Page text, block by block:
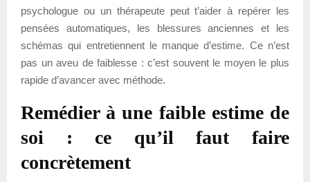
psychologue ou un thérapeute peut t’aider à repérer les
pensées automatiques, les blessures anciennes et les
schémas qui entretiennent le manque d’estime. Ce n’est
pas un aveu de faiblesse : c’est souvent le moyen le plus
rapide d’avancer avec méthode.
Remédier à une faible estime de
soi : ce qu’il faut faire
concrètement